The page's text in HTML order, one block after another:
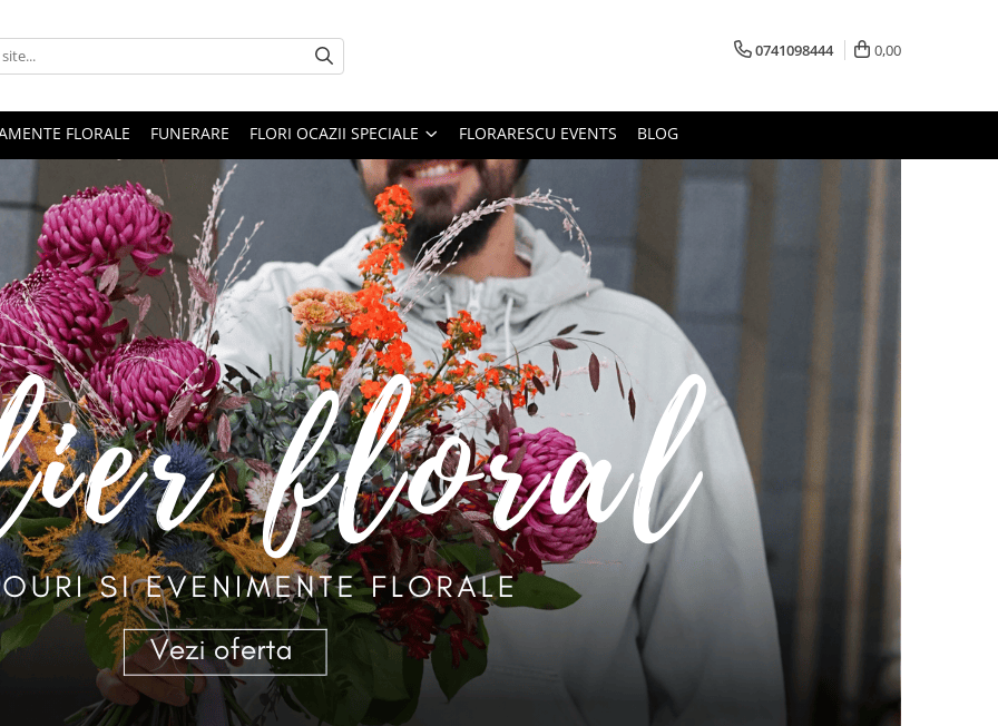
0741098444 0,00
FLORALE FUNERARE FLORI OCAZII SPECIALE FLORARESCU EVENTS BLOG